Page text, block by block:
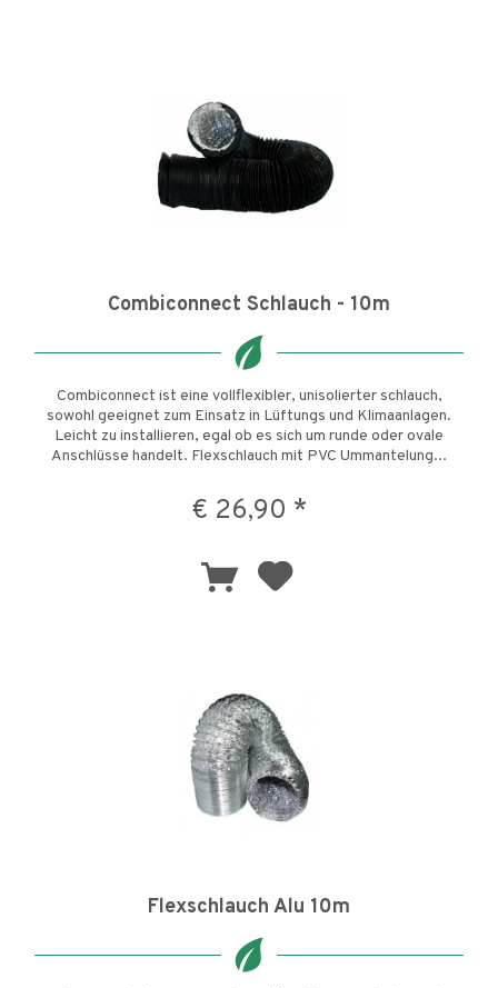
Combiconnect Schlauch - 10m
Combiconnect ist eine vollflexibler, unisolierter schlauch,
sowohl geeignet zum Einsatz in Lüftungs und Klimaanlagen.
Leicht zu installieren, egal ob es sich um runde oder ovale
Anschlüsse handelt. Flexschlauch mit PVC Ummantelung...
€ 26,90 *
Flexschlauch Alu 10m